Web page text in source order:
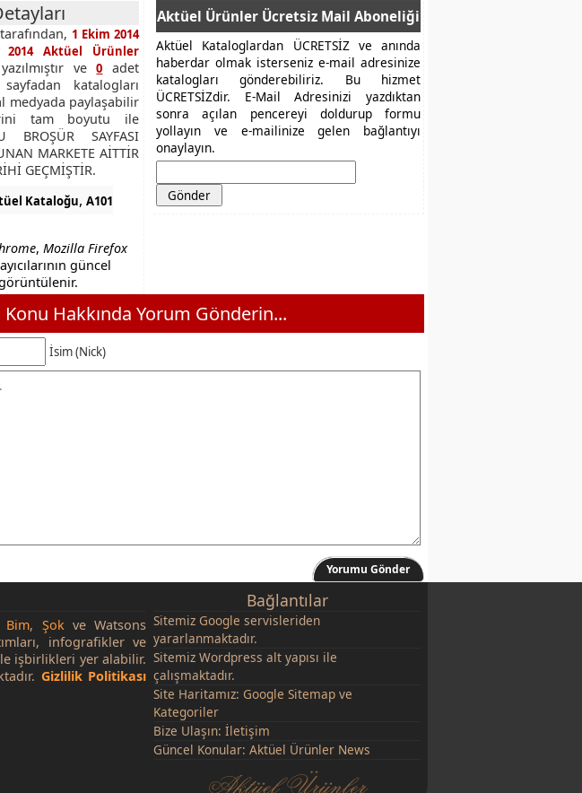
1 Ekim 2014
2014 Aktüel Ürünler
ve0 adet
katalogları
medyada paylaşabilir
tam boyutu ile
BROŞÜR SAYFASI
MARKETE AİTTİR
GEÇMİŞTİR.
Kataloğu, A101
,Mozilla Firefox
güncel
Aktüel Ürünler Ücretsiz Mail Aboneliği
Aktüel Kataloglardan ÜCRETSİZ ve anında
haberdar olmak isterseniz e-mail adresinize
katalogları gönderebiliriz. Bu hizmet
ÜCRETSİZdir. E-Mail Adresinizi yazdıktan
sonra açılan pencereyi doldurup formu
yollayın ve e-mailinize gelen bağlantıyı
onaylayın.
Konu Hakkında Yorum Gönderin...
İsim (Nick)
Yorumu Gönder
Bim, Şokve Watsons
infografikler ve
işbirlikleri yer alabilir.
Gizlilik Politikası
Bağlantılar
Sitemiz Google servisleriden
yararlanmaktadır.
Sitemiz Wordpress alt yapısı ile
çalışmaktadır.
Site Haritamız: Google Sitemap ve
Kategoriler
Bize Ulaşın:İletişim
Güncel Konular:Aktüel Ürünler News